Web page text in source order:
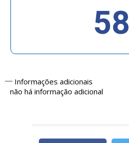
58
Informações adicionais
não há informação adicional